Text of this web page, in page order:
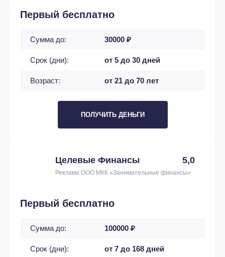
Первый бесплатно
Сумма до: 30000 ₽
Срок (дни): от 5 до 30 дней
Возраст: от 21 до 70 лет
ПОЛУЧИТЬ ДЕНЬГИ
Целевые Финансы 5,0
Реклама ООО МКК «Занимательные финансы»
Первый бесплатно
Сумма до: 100000 ₽
Срок (дни): от 7 до 168 дней